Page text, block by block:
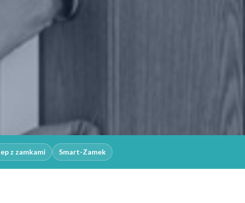
z zamkami Smart-Zamek